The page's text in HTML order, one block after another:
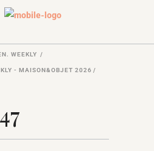
WEEKLY /
- MAISON&OBJET 2026 /